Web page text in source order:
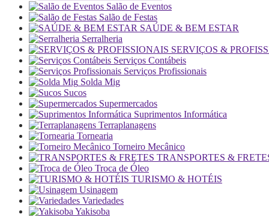
Salão de Eventos
Salão de Festas
SAÚDE & BEM ESTAR
Serralheria
SERVIÇOS &
Serviços Contábeis
Serviços Profissionais
Solda Mig
Sucos
Supermercados
Suprimentos Informática
Terraplanagens
Tornearia
Torneiro Mecânico
TRANSPORTES &
Troca de Óleo
TURISMO & HOTÉIS
Usinagem
Variedades
Yakisoba